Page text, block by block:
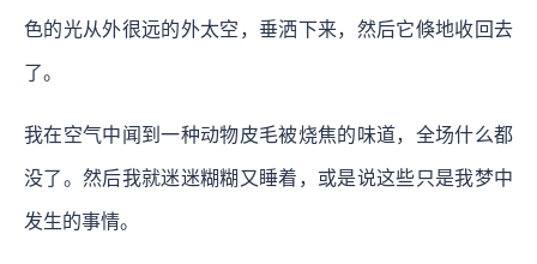
色的光从外很远的外太空，垂洒下来，然后它倏地收回去
了。
我在空气中闻到一种动物皮毛被烧焦的味道，全场什么都
没了。然后我就迷迷糊糊又睡着，或是说这些只是我梦中
发生的事情。